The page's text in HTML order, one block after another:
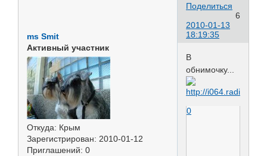
Поделиться
6
2010-01-13
18:19:35
ms Smit
Активный участник
Откуда: Крым
Зарегистрирован: 2010-01-12
Приглашений: 0
В
обнимочку...
0